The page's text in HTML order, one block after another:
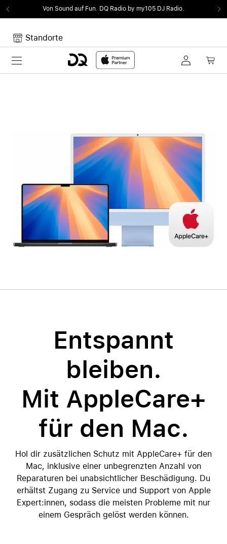
Von Sound auf Fun. DQ Radio by my105 DJ Radio.
Standorte
Toggle navigation
Entspannt
bleiben.
Mit AppleCare+
für den Mac.
Hol dir zusätzlichen Schutz mit AppleCare+ für den
Mac, inklusive einer unbegrenzten Anzahl von
Reparaturen bei unabsichtlicher Beschädigung. Du
erhältst Zugang zu Service und Support von Apple
Expert:innen, sodass die meisten Probleme mit nur
einem Gespräch gelöst werden können.